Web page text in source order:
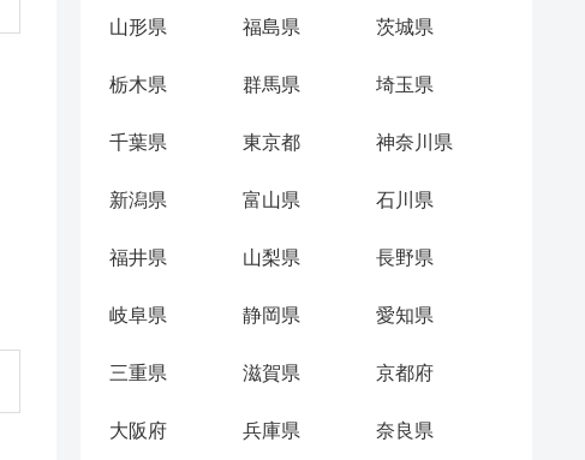
山形県 福島県 茨城県
栃木県 群馬県 埼玉県
千葉県 東京都 神奈川県
新潟県 富山県 石川県
福井県 山梨県 長野県
岐阜県 静岡県 愛知県
三重県 滋賀県 京都府
大阪府 兵庫県 奈良県